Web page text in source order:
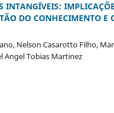
INTANGÍVEIS:
DO CONHECIMENTO E
Nelson Casarotto Filho,
Angel Tobias Martinez